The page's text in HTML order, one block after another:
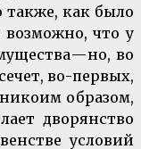
также, как было
что у
— но, во
во-первых,
образом,
дворянство
условий